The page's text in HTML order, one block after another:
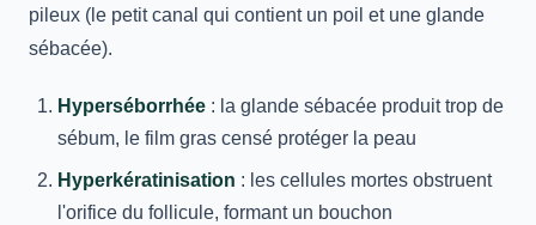
pileux (le petit canal qui contient un poil et une glande
sébacée).
Hyperséborrhée : la glande sébacée produit trop de
sébum, le film gras censé protéger la peau
Hyperkératinisation : les cellules mortes obstruent
l'orifice du follicule, formant un bouchon